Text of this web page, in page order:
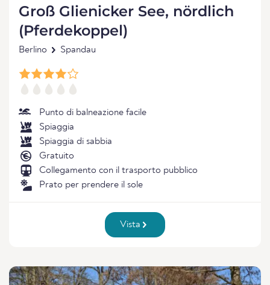
Groß Glienicker See, nördlich
(Pferdekoppel)
Berlino Spandau
Punto di balneazione facile
Spiaggia
Spiaggia di sabbia
Gratuito
Collegamento con il trasporto pubblico
Prato per prendere il sole
Vista